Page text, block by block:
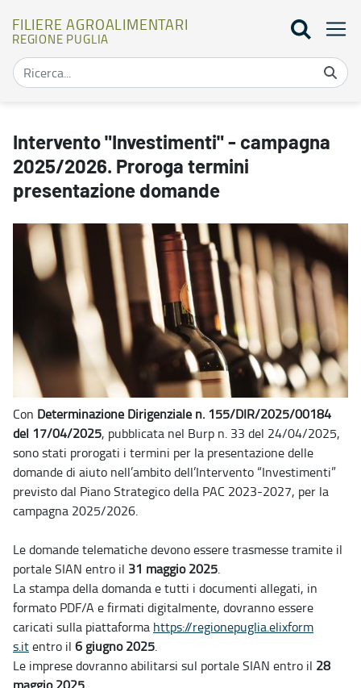
FILIERE AGROALIMENTARI
REGIONE PUGLIA
Intervento "Investimenti" - campagna
2025/2026. Proroga termini
presentazione domande
Con Determinazione Dirigenziale n. 155/DIR/2025/00184
del 17/04/2025, pubblicata nel Burp n. 33 del 24/04/2025,
sono stati prorogati i termini per la presentazione delle
domande di aiuto nell’ambito dell’Intervento “Investimenti”
previsto dal Piano Strategico della PAC 2023-2027, per la
campagna 2025/2026.
Le domande telematiche devono essere trasmesse tramite il
portale SIAN entro il 31 maggio 2025.
La stampa della domanda e tutti i documenti allegati, in
formato PDF/A e firmati digitalmente, dovranno essere
caricati sulla piattaforma https://regionepuglia.elixform
s.itentro il 6 giugno 2025.
Le imprese dovranno abilitarsi sul portale SIAN entro il 28